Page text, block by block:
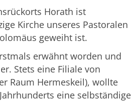
Horath ist
Kirche unseres Pastoralen
geweiht ist.
erwähnt worden und
Stets eine Filiale von
Raum Hermeskeil), wollte
eine selbständige